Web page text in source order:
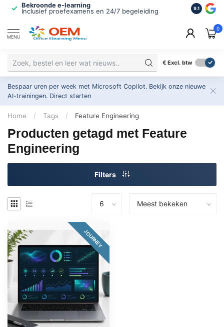
Bekroonde e-learning
Inclusief proefexamens en 24/7 begeleiding
ISO
2.500+
9.1
MENU
0
€ Excl. btw
Bespaar uren per week met Microsoft Copilot. Bekijk onze nieuwe
AI-trainingen. Direct starten
Home / Tags / Feature Engineering
Producten getagd met Feature
Engineering
Filters
JOURNEY